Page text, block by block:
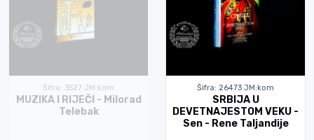
Šifra: 3527 JM:kom
MUZIKA I RIJEČI - Milorad
Telebak
Šifra: 26473 JM:kom
SRBIJA U
DEVETNAJESTOM VEKU -
Sen - Rene Taljandije